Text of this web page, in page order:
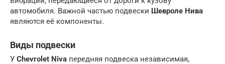
автомобиля. Важной частью подвески Шевроле Нива
являются её компоненты.
Виды подвески
У Chevrolet Niva передняя подвеска независимая,